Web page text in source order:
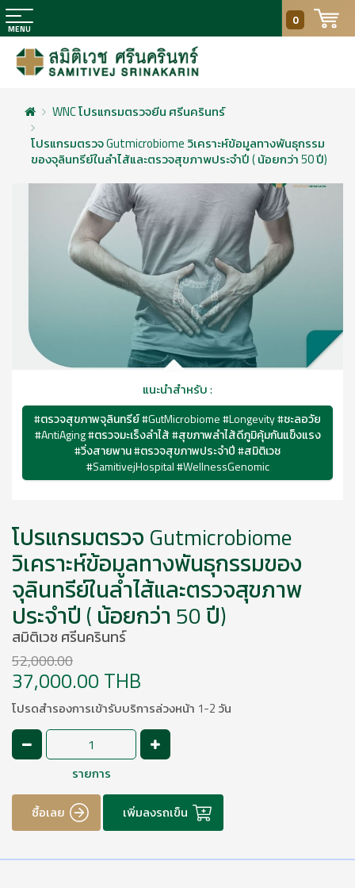
0
WNC โปรแกรมตรวจยีน ศรีนครินทร์
โปรแกรมตรวจ Gutmicrobiome วิเคราะห์ข้อมูลทางพันธุกรรม
ของจุลินทรีย์ในลำไส้และตรวจสุขภาพประจำปี ( น้อยกว่า 50 ปี)
แนะนำสำหรับ :
#ตรวจสุขภาพจุลินทรีย์ #GutMicrobiome #Longevity #ชะลอวัย
#AntiAging #ตรวจมะเร็งลำไส้ #สุขภาพลำไส้ดีภูมิคุ้มกันแข็งแรง
#วิ่งสายพาน #ตรวจสุขภาพประจำปี #สมิติเวช
#SamitivejHospital #WellnessGenomic
โปรแกรมตรวจ Gutmicrobiome
วิเคราะห์ข้อมูลทางพันธุกรรมของ
จุลินทรีย์ในลำไส้และตรวจสุขภาพ
ประจำปี ( น้อยกว่า 50 ปี)
สมิติเวช ศรีนครินทร์
52,000.00
37,000.00 THB
โปรดสำรองการเข้ารับบริการล่วงหน้า 1-2 วัน
รายการ
ซื้อเลย เพิ่มลงรถเข็น